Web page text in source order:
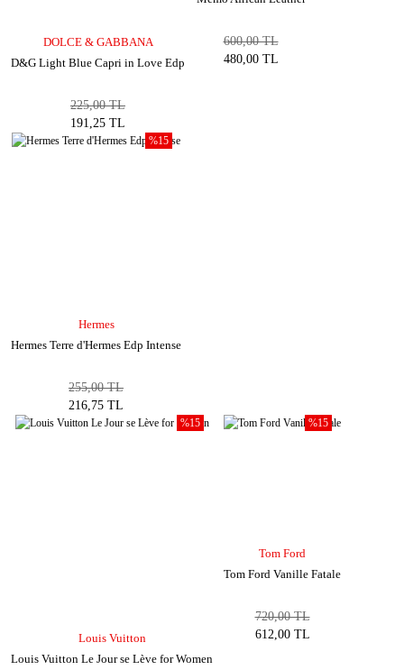
DOLCE & GABBANA
D&G Light Blue Capri in Love Edp
225,00 TL
191,25 TL
600,00 TL
480,00 TL
%15
Hermes
Hermes Terre d'Hermes Edp Intense
255,00 TL
216,75 TL
%15
Louis Vuitton
Louis Vuitton Le Jour se Lève for Women
%15
Tom Ford
Tom Ford Vanille Fatale
720,00 TL
612,00 TL